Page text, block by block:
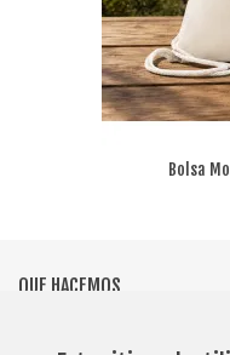
Bolsa
QUE HACEMOS
INFORMACIÓN GENERAL